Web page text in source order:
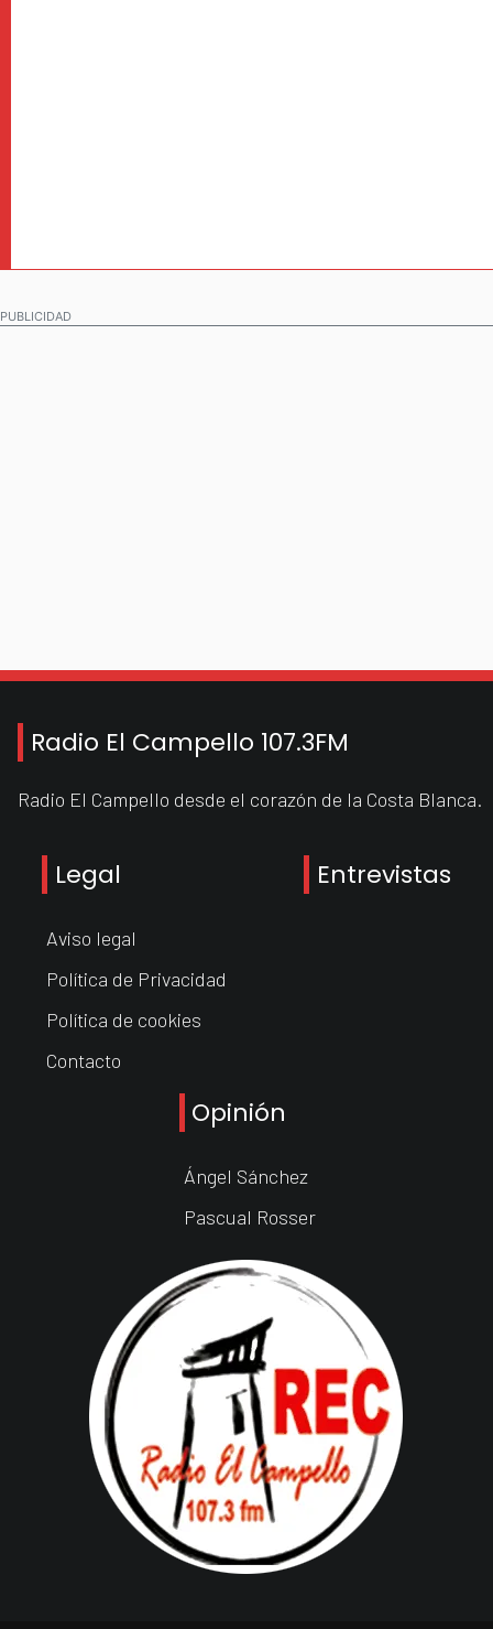
PUBLICIDAD
Radio El Campello 107.3FM
Radio El Campello desde el corazón de la Costa Blanca.
Legal
Aviso legal
Política de Privacidad
Política de cookies
Contacto
Entrevistas
Opinión
Ángel Sánchez
Pascual Rosser